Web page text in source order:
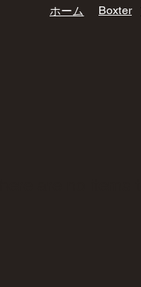
​ホーム Boxter